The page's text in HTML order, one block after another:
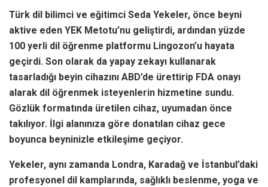
Türk dil bilimci ve eğitimci Seda Yekeler, önce beyni
aktive eden YEK Metotu’nu geliştirdi, ardından yüzde
100 yerli dil öğrenme platformu Lingozon’u hayata
geçirdi. Son olarak da yapay zekayı kullanarak
tasarladığı beyin cihazını ABD’de ürettirip FDA onayı
alarak dil öğrenmek isteyenlerin hizmetine sundu.
Gözlük formatında üretilen cihaz, uyumadan önce
takılıyor. İlgi alanınıza göre donatılan cihaz gece
boyunca beyninizle etkileşime geçiyor.
Yekeler, aynı zamanda Londra, Karadağ ve İstanbul’daki
profesyonel dil kamplarında, sağlıklı beslenme, yoga ve